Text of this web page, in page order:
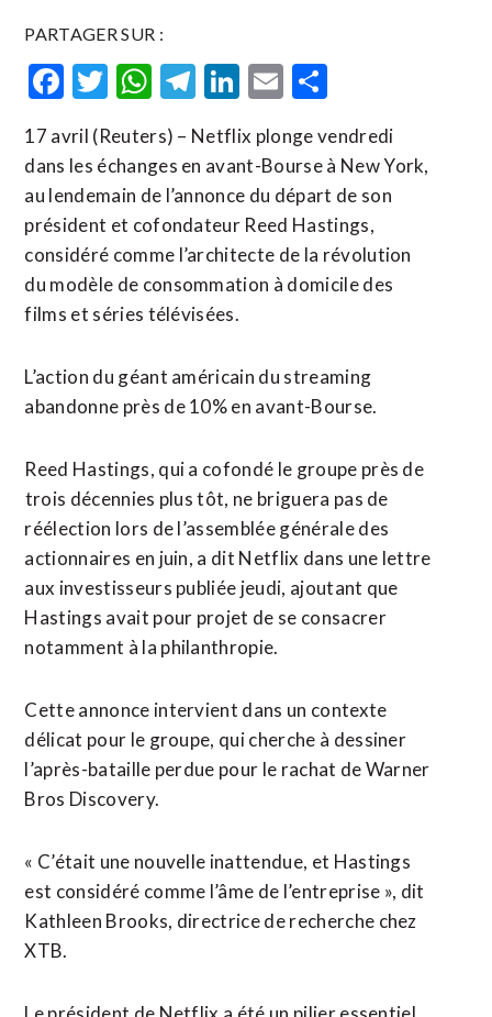
PARTAGER SUR :
Facebook
Twitter
WhatsApp
Telegram
LinkedIn
Email
17 avril (Reuters) – Netflix plonge vendredi
dans les échanges en avant-Bourse à New York,
au lendemain de l’annonce du départ de son
président et cofondateur Reed Hastings,
considéré comme l’architecte de la révolution
du modèle de consommation à domicile des
films et séries télévisées.
L’action du géant américain du streaming ​
abandonne près ‌de 10% en avant-Bourse.
Reed Hastings, qui a cofondé ​le groupe près de
⁠trois décennies plus tôt, ne briguera pas de
réélection lors de ‌l’assemblée générale des
actionnaires ‌en juin, a dit Netflix dans une lettre
aux investisseurs publiée jeudi, ajoutant que
Hastings avait pour projet de se consacrer
notamment à la philanthropie.
Cette annonce intervient dans un ​contexte
délicat pour le groupe, qui cherche à dessiner
l’après-bataille perdue pour le rachat de Warner
Bros Discovery.
« C’était une nouvelle inattendue, et Hastings
est considéré comme l’âme de l’entreprise », dit
Kathleen Brooks, directrice de recherche chez
XTB.